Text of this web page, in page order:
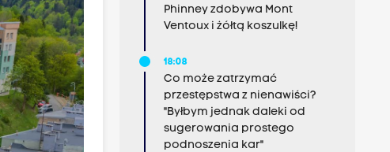
Phinney zdobywa Mont
Ventoux i żółtą koszulkę!
18:08
Co może zatrzymać
przestępstwa z nienawiści?
"Byłbym jednak daleki od
sugerowania prostego
podnoszenia kar"